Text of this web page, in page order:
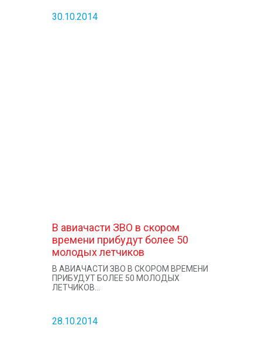
30.10.2014
В авиачасти ЗВО в скором
времени прибудут более 50
молодых летчиков
В АВИАЧАСТИ ЗВО В СКОРОМ ВРЕМЕНИ
ПРИБУДУТ БОЛЕЕ 50 МОЛОДЫХ
ЛЕТЧИКОВ...
28.10.2014